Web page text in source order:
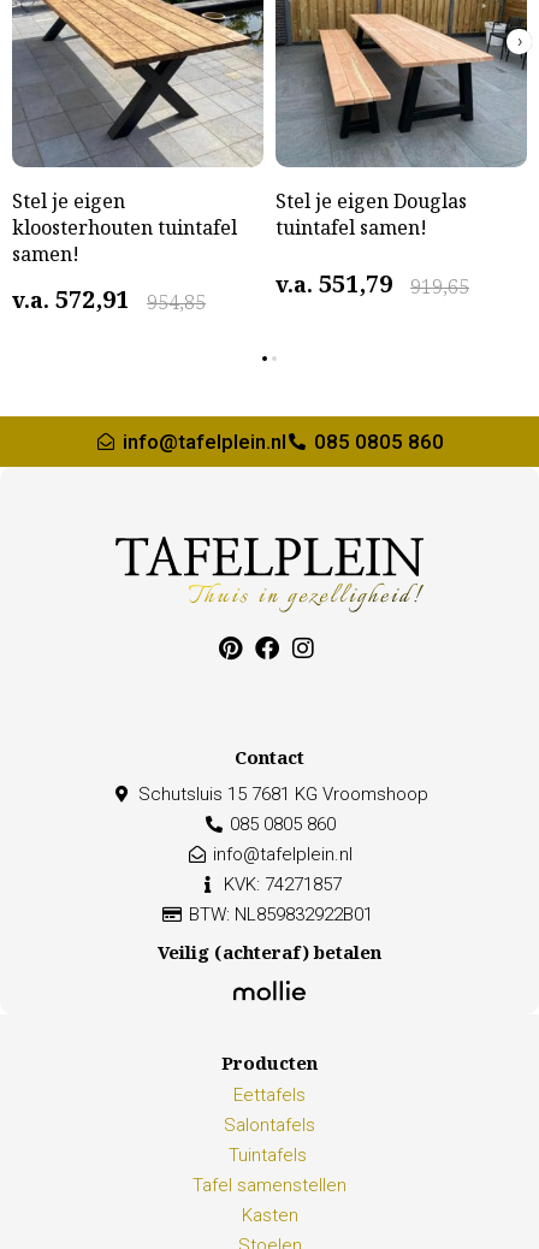
Stel je eigen
kloosterhouten tuintafel
samen!
v.a. 954,85
572,91
Stel je eigen Douglas
tuintafel samen!
v.a. 919,65
551,79
›
info@tafelplein.nl 085 0805 860
Contact
Schutsluis 15 7681 KG Vroomshoop
085 0805 860
info@tafelplein.nl
KVK: 74271857
BTW: NL859832922B01
Veilig (achteraf) betalen
Producten
Eettafels
Salontafels
Tuintafels
Tafel samenstellen
Kasten